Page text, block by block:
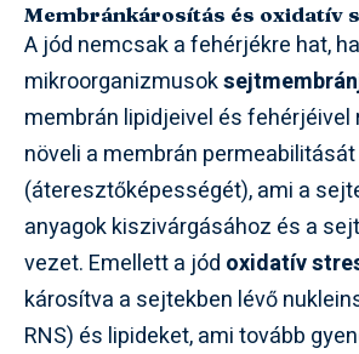
Membránkárosítás és oxidatív
A jód nemcsak a fehérjékre hat,
mikroorganizmusok
membrán lipidjeivel és fehérjéivel
növeli a membrán permeabilitását
(áteresztőképességét), ami a
anyagok kiszivárgásához és a
vezet. Emellett a jód oxidatív
károsítva a sejtekben lévő
RNS) és lipideket, ami tovább